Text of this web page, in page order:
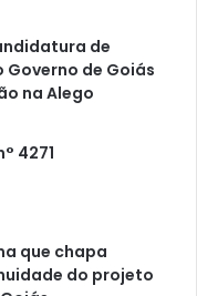
de
Governo de Goiás
na Alego
4271
que chapa
do projeto